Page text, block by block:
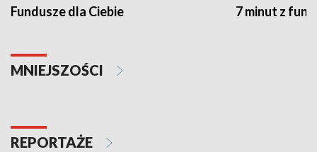
Fundusze dla Ciebie 7 minut z
MNIEJSZOŚCI
REPORTAŻE